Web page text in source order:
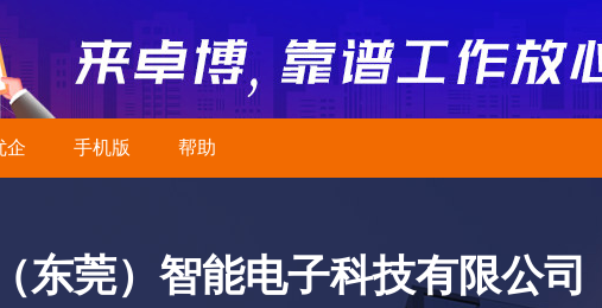
企 手机版 帮助
东莞）智能电子科技有限公司